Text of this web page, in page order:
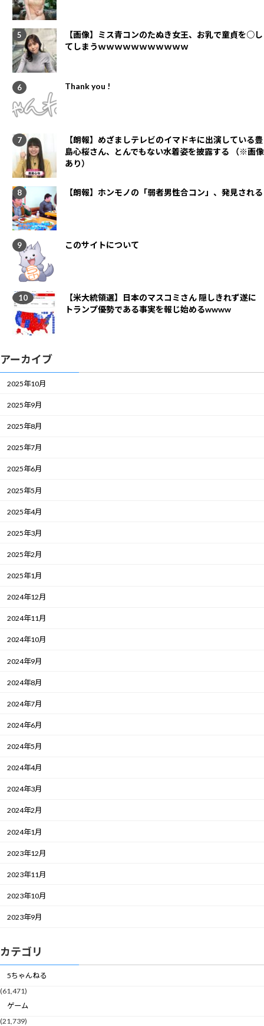
【画像】ミス青コンのたぬき女王、お乳で童貞を○し
てしまうｗｗｗｗｗｗｗｗｗｗｗ
Thank you !
【朗報】めざましテレビのイマドキに出演している豊
島心桜さん、とんでもない水着姿を披露する （※画像
あり）
【朗報】ホンモノの「弱者男性合コン」、発見される
このサイトについて
【米大統領選】日本のマスコミさん 隠しきれず遂に
トランプ優勢である事実を報じ始めるwwww
アーカイブ
2025年10月
2025年9月
2025年8月
2025年7月
2025年6月
2025年5月
2025年4月
2025年3月
2025年2月
2025年1月
2024年12月
2024年11月
2024年10月
2024年9月
2024年8月
2024年7月
2024年6月
2024年5月
2024年4月
2024年3月
2024年2月
2024年1月
2023年12月
2023年11月
2023年10月
2023年9月
カテゴリ
5ちゃんねる
(61,471)
ゲーム
(21,739)